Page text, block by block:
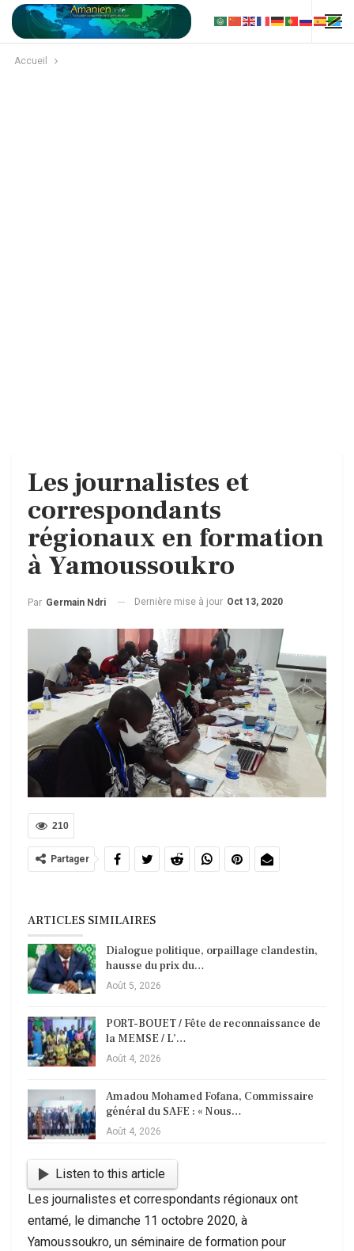
Accueil
Les journalistes et
correspondants
régionaux en formation
à Yamoussoukro
Par Germain Ndri Dernière mise à jour Oct 13, 2020
210
Partager
ARTICLES SIMILAIRES
Dialogue politique, orpaillage clandestin,
hausse du prix du…
Août 5, 2026
PORT-BOUET / Fête de reconnaissance de
la MEMSE / L’…
Août 4, 2026
Amadou Mohamed Fofana, Commissaire
général du SAFE : « Nous…
Août 4, 2026
Listen to this article
Les journalistes et correspondants régionaux ont
entamé, le dimanche 11 octobre 2020, à
Yamoussoukro, un séminaire de formation pour